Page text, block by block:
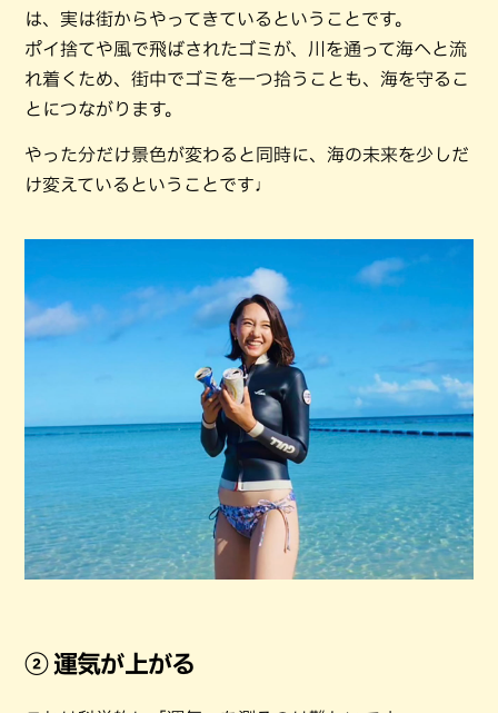
は、実は街からやってきているということです。
ポイ捨てや風で飛ばされたゴミが、川を通って海へと流
れ着くため、街中でゴミを一つ拾うことも、海を守るこ
とにつながります。
やった分だけ景色が変わると同時に、海の未来を少しだ
け変えているということです♩
② 運気が上がる